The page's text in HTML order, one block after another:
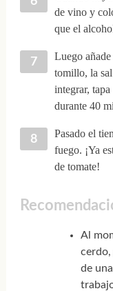
de vino y
que el
Luego
tomillo, la
integrar,
durante 40
Pasado el
fuego. ¡Ya
de tomate!
Al
cerdo,
de